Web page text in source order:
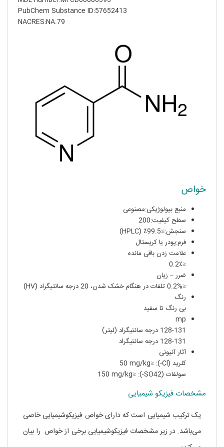
PubChem Substance ID:57652413
NACRES:NA.79
خواص
منبع بیولوژیکی:مصنوعی
سطح کیفیت:200
سنجش:≥99.5٪ (HPLC)
فرم:پودر یا کریستال
علامت زدن باقی مانده
≤0.2٪
ضرر – زیان
≤0.2% تلفات در هنگام خشک شدن، 20 درجه سانتیگراد (HV)
رنگ
بی رنگ تا سفید
mp
128-131 درجه سانتیگراد (لیتر)
128-131 درجه سانتیگراد
آثار آنیونی
کلرید (Cl-): ≤50 mg/kg
سولفات (SO42-): ≤150 mg/kg
مشخصات فیزیکو شیمیایی
یک ترکیب شیمیایی است که دارای خواص فیزیکوشیمیایی خاصی
می‌باشد. در زیر مشخصات فیزیکوشیمیایی برخی از خواص را بیان